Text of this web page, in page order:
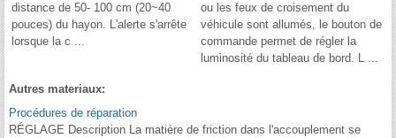
distance de 50- 100 cm (20~40
pouces) du hayon. L'alerte s'arrête
lorsque la c ...
ou les feux de croisement du
véhicule sont allumés, le bouton de
commande permet de régler la
luminosité du tableau de bord. L ...
Autres materiaux:
Procédures de réparation
RÉGLAGE Description La matière de friction dans l'accouplement se